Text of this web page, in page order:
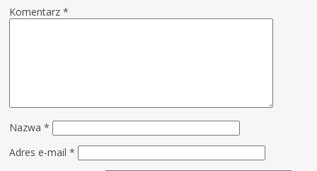
Komentarz*
Nazwa*
Adres e-mail*